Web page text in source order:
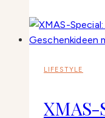
LIFESTYLE
XMAS-